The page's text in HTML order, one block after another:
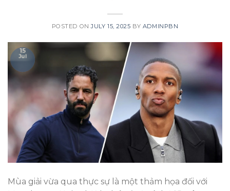
POSTED ONJULY 15, 2025 BY ADMINPBN
15
Jul
Mùa giải vừa qua thực sự là một thảm họa đối với